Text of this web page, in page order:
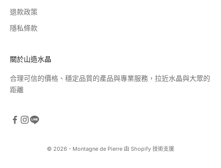
退款政策
隱私條款
關於山造水晶
合理可信的價格、穩定品質的產品與專業服務，拉近水晶與大眾的
距離
© 2026 - Montagne de Pierre 由 Shopify 技術支援